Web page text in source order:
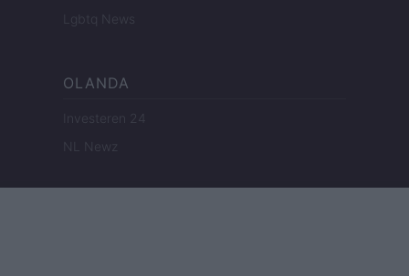
Lgbtq News
OLANDA
Investeren 24
NL Newz